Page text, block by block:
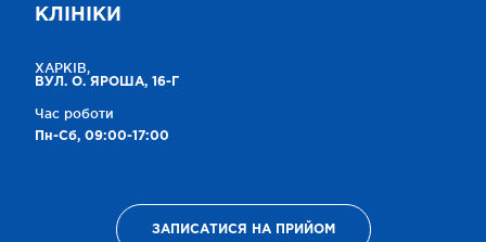
КЛІНІКИ
ХАРКІВ,
ВУЛ. О. ЯРОША, 16-Г
Час роботи
Пн-Сб, 09:00-17:00
ЗАПИСАТИСЯ НА ПРИЙОМ